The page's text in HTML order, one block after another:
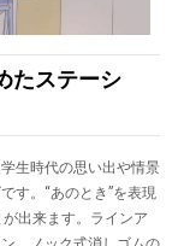
たステーシ
生時代の思い出や情景
す。“あのとき”を表現
出来ます。ラインア